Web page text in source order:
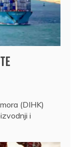
(DIHK)
i